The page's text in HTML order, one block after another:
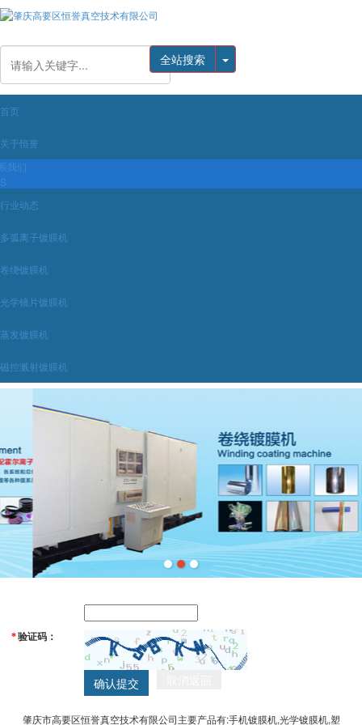
全站搜索
首页
关于恒誉
我们
行业动态
多弧离子镀膜机
卷绕镀膜机
光学镜片镀膜机
蒸发镀膜机
磁控溅射镀膜机
*验证码：
确认提交
肇庆市高要区恒誉真空技术有限公司主要产品有:手机镀膜机,光学镀膜机,塑